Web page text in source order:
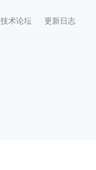
技术论坛 更新日志